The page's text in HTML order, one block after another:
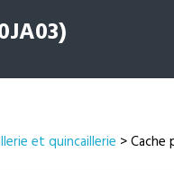
et quincaillerie > Cache